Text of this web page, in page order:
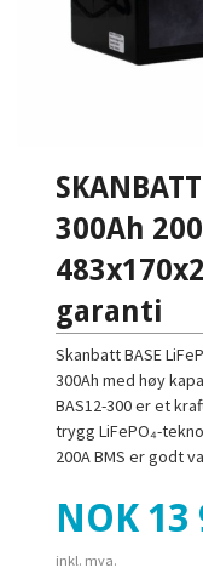
300Ah
garanti
Skanbatt BASE
300Ah med høy
BAS12-300 er et
trygg LiFePO₄-
200A BMS er godt
Pris
NOK 13
inkl. mva.